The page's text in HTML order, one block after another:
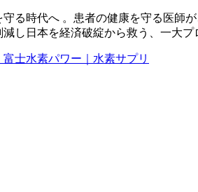
る時代へ 。患者の健康を守る医師
し日本を経済破綻から救う、一大